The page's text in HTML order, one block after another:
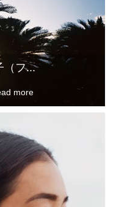
（フ...
more